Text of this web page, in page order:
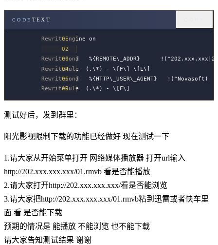
CODE TEXT
RewriteEngine on
RewriteCond   %{REMOTE\_ADDR}
RewriteRule  (.\*) - \[F\] \[L\]
RewriteCond   %{HTTP\_USER\_AGENT}   !(^Novasoft)
RewriteRule  (.\*) - \[F\]
测试好后，发到群里：
阳光影视限制下载的功能已经做好 现在测试一下
1.请大家从开始菜单打开 网络媒体播放器 打开url输入
http://202.xxx.xxx.xxx/01.rmvb 看是否能播放
2.请大家打开http://202.xxx.xxx.xxx/看是否能浏览
3.请大家把http://202.xxx.xxx.xxx/01.rmvb粘到迅雷或者快车里
面 看 是否能下载
预期的情况是 能播放 不能浏览 也不能下载
请大家告知测试结果 谢谢